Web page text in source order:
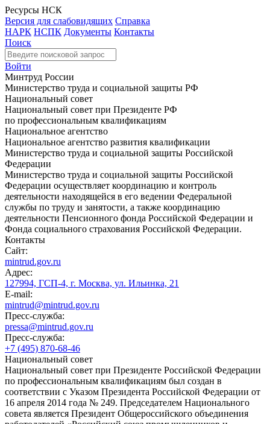
Ресурсы НСК
Версия для слабовидящих Справка
НАРК НСПК Документы Контакты
Поиск
Войти
Минтруд России
Министерство труда и социальной защиты РФ
Национальный совет
Национальный совет при Президенте РФ
по профессиональным квалификациям
Национальное агентство
Национальное агентство развития квалификации
Министерство труда и социальной защиты Российской
Федерации
Министерство труда и социальной защиты Российской
Федерации осуществляет координацию и контроль
деятельности находящейся в его ведении Федеральной
службы по труду и занятости, а также координацию
деятельности Пенсионного фонда Российской Федерации и
Фонда социального страхования Российской Федерации.
Контакты
Сайт:
mintrud.gov.ru
Адрес:
127994, ГСП-4, г. Москва, ул. Ильинка, 21
E-mail:
mintrud@mintrud.gov.ru
Пресс-служба:
pressa@mintrud.gov.ru
Пресс-служба:
+7 (495) 870-68-46
Национальный совет
Национальный совет при Президенте Российской Федерации
по профессиональным квалификациям был создан в
соответствии с Указом Президента Российской Федерации от
16 апреля 2014 года № 249. Председателем Национального
совета является Президент Общероссийского объединения